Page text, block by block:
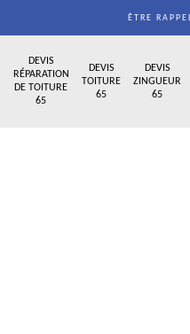
ÊTRE
DEVIS
RÉPARATION
DE TOITURE
65
DEVIS
TOITURE
65
DEVIS
ZINGUEUR
65